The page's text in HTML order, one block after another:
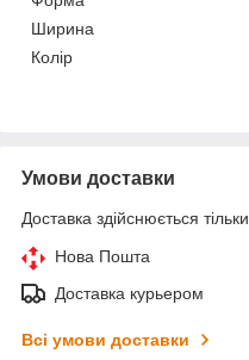
Ширина
Колір
Умови доставки
Доставка здійснюється
Нова Пошта
Доставка курьером
Всі умови доставки